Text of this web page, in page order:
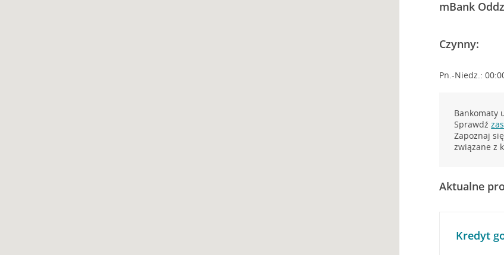
mBank
Czynny:
Pn.-Niedz.:
Bankomaty
Sprawdź
Zapoznaj
związane z
Aktualne
Kredyt